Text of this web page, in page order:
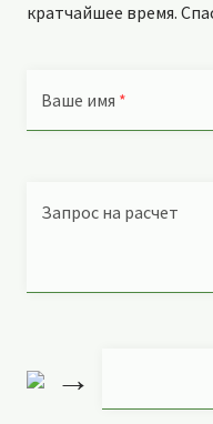
кратчайшее время.
Ваше имя *
Запрос на расчет
→